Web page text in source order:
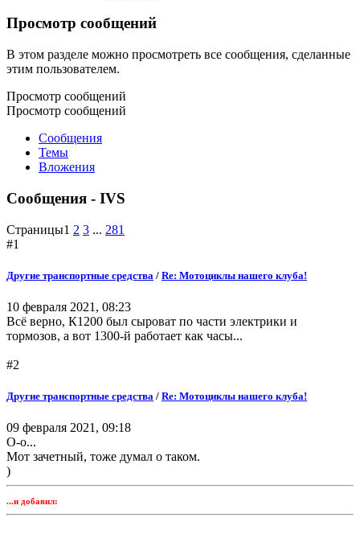
Просмотр сообщений
В этом разделе можно просмотреть все сообщения, сделанные
этим пользователем.
Просмотр сообщений
Просмотр сообщений
Сообщения
Темы
Вложения
Сообщения - IVS
Страницы1 2 3 ... 281
#1
Другие транспортные средства / Re: Мотоциклы нашего клуба!
10 февраля 2021, 08:23
Всё верно, К1200 был сыроват по части электрики и
тормозов, а вот 1300-й работает как часы...
#2
Другие транспортные средства / Re: Мотоциклы нашего клуба!
09 февраля 2021, 09:18
О-о...
Мот зачетный, тоже думал о таком.
)
...и добавил: